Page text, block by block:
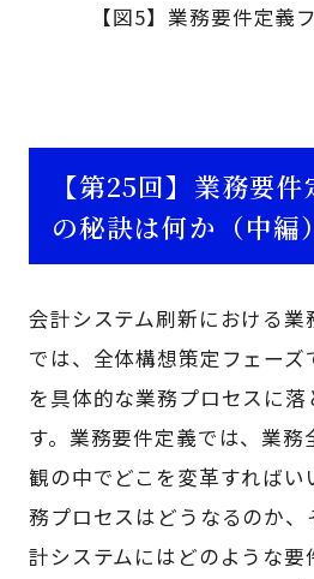
【図5】業務要件定義
【第25回】業務要
の秘訣は何か（中編）
会計システム刷新における業
では、全体構想策定フェー
を具体的な業務プロセスに落
す。業務要件定義では、業
観の中でどこを変革すれば
務プロセスはどうなるのか
計システムにはどのような要